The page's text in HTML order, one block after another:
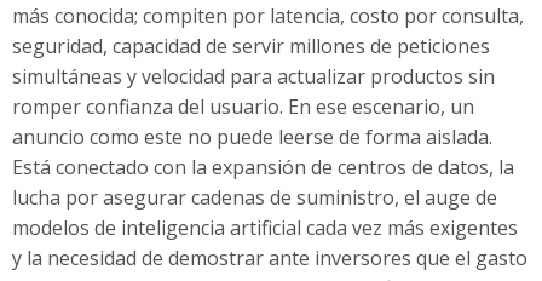
más conocida; compiten por latencia, costo por consulta,
seguridad, capacidad de servir millones de peticiones
simultáneas y velocidad para actualizar productos sin
romper confianza del usuario. En ese escenario, un
anuncio como este no puede leerse de forma aislada.
Está conectado con la expansión de centros de datos, la
lucha por asegurar cadenas de suministro, el auge de
modelos de inteligencia artificial cada vez más exigentes
y la necesidad de demostrar ante inversores que el gasto